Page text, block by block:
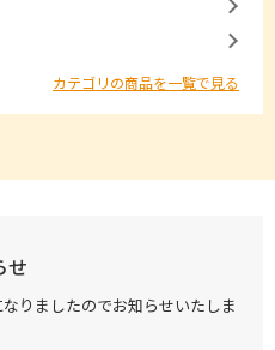
カテゴリの商品を一覧で見る
せ
りましたのでお知らせいたしま